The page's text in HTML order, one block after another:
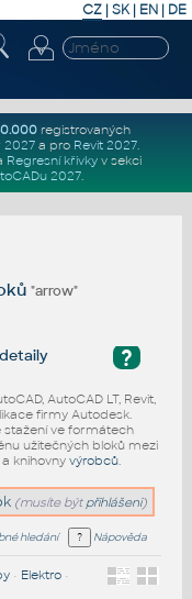
CZ | SK| EN | DE
registrovaných
2027a pro Revit 2027.
Regresní křivkyv sekci
2027.
"arrow"
?
AutoCAD LT, Revit,
firmy Autodesk.
stažení ve formátech
užitečných bloků mezi
knihovny výrobců.
(musíte být přihlášeni)
hledání Nápověda
• Elektro•